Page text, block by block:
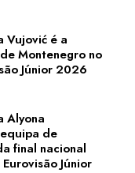
Vujović é a
Montenegro no
Júnior 2026
Alyona
de
final nacional
Júnior